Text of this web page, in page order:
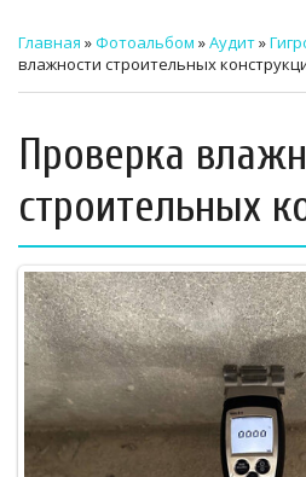
СТРОИТЕЛЬНЫЙ
НОРМАТИВНЫЕ
О НАС
ПРЕССА
РЕЕСТРЫ
Главная »Фотоальбом »Аудит»
влажности строительных
Проверка
строительных